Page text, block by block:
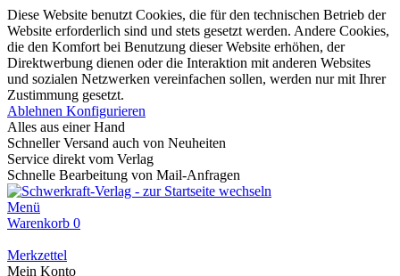
Diese Website benutzt Cookies, die für den technischen Betrieb der
Website erforderlich sind und stets gesetzt werden. Andere Cookies,
die den Komfort bei Benutzung dieser Website erhöhen, der
Direktwerbung dienen oder die Interaktion mit anderen Websites
und sozialen Netzwerken vereinfachen sollen, werden nur mit Ihrer
Zustimmung gesetzt.
Ablehnen Konfigurieren
Alles aus einer Hand
Schneller Versand auch von Neuheiten
Service direkt vom Verlag
Schnelle Bearbeitung von Mail-Anfragen
Menü
Warenkorb 0
Merkzettel
Mein Konto